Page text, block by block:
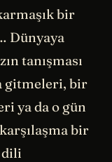
bir
Dünyaya
tanışması
gitmeleri, bir
ya da o gün
bir
dili